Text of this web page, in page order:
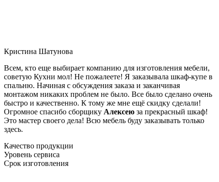
Кристина Шатунова
Всем, кто еще выбирает компанию для изготовления мебели,
советую Кухни мол! Не пожалеете! Я заказывала шкаф-купе в
спальню. Начиная с обсуждения заказа и заканчивая
монтажом никаких проблем не было. Все было сделано очень
быстро и качественно. К тому же мне ещё скидку сделали!
Огромное спасибо сборщику Алексею за прекрасный шкаф!
Это мастер своего дела! Всю мебель буду заказывать только
здесь.
Качество продукции
Уровень сервиса
Срок изготовления